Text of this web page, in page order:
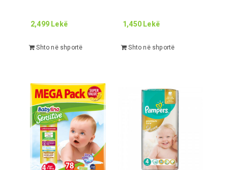
2,499Lekë
Shto në shportë
1,450Lekë
Shto në shportë